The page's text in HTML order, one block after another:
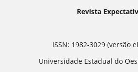
Revista
ISSN: 1982-3029 (versão
Universidade Estadual do